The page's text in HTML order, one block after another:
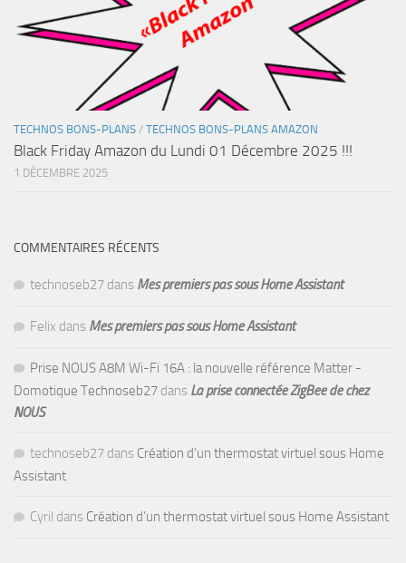
TECHNOS BONS-PLANS / TECHNOS BONS-PLANS AMAZON
Black Friday Amazon du Lundi 01 Décembre 2025 !!!
1 DÉCEMBRE 2025
COMMENTAIRES RÉCENTS
technoseb27 dans Mes premiers pas sous Home Assistant
Felix dans Mes premiers pas sous Home Assistant
Prise NOUS A8M Wi-Fi 16A : la nouvelle référence Matter -
Domotique Technoseb27 dans La prise connectée ZigBee de chez
NOUS
technoseb27 dans Création d’un thermostat virtuel sous Home
Assistant
Cyril dans Création d’un thermostat virtuel sous Home Assistant